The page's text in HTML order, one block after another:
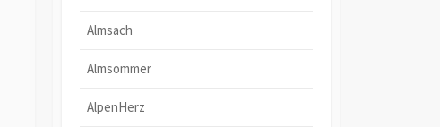
Almsach
Almsommer
AlpenHerz